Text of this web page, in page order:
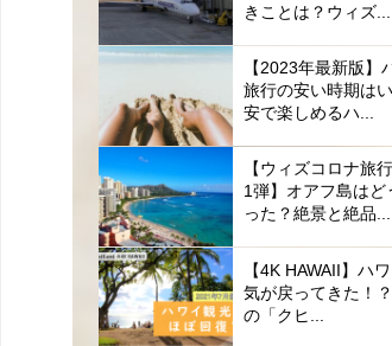
きことは？ウィズ...
【2023年最新版】
旅行の安い時期は
安で楽しめるハ...
【ウィズコロナ旅
1弾】オアフ島はど
った？絶景と絶品...
【4K HAWAII】ハ
気が戻ってきた！
の「クヒ...